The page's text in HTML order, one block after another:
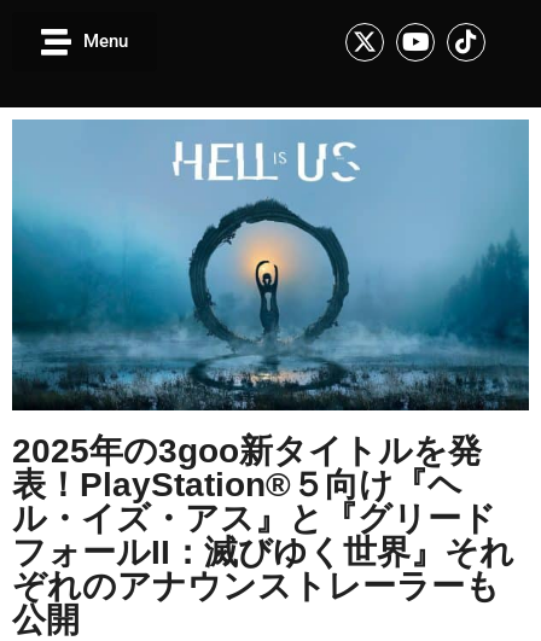
Menu
2025年の3goo新タイトルを発
表！PlayStation®５向け『ヘ
ル・イズ・アス』と『グリード
フォールII：滅びゆく世界』それ
ぞれのアナウンストレーラーも
公開